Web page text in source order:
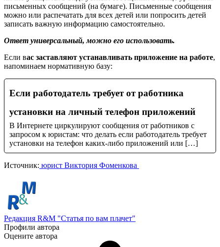
письменных сообщений (на бумаге). Письменные сообщения
можно или распечатать для всех детей или попросить детей
записать важную информацию самостоятельно.
Ответ универсальный, можно его использовать.
Если вас заставляют устанавливать приложение на работе,
напоминаем нормативную базу:
Если работодатель требует от работника
установки на личный телефон приложений
В Интернете циркулируют сообщения от работников с
запросом к юристам: что делать если работодатель требует
установки на телефон каких-либо приложений или […]
Источник: юрист Виктория Фоменкова
Редакция R&M "Статья по вам плачет"
Профили автора
Оцените автора